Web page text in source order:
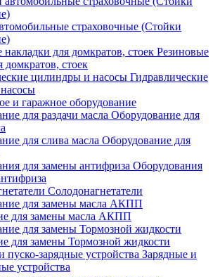
страховочные (Стойки
Резиновые
домкратов, стоек
Гидравлические
и гаражное оборудование
Оборудование для
Оборудование для
Оборудования
Солодонагнетатели
для замены масла АКПП
для замены Тормозной жидкости
Зарядные и
устройства